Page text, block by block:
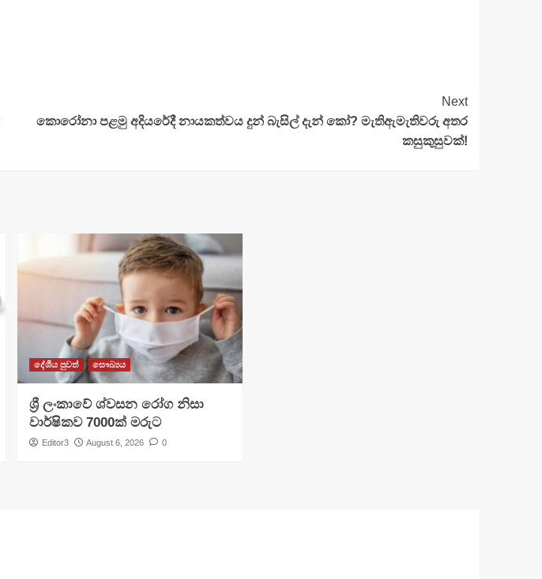
Next
කොරෝනා පළමු අදියරේදී නායකත්වය දුන් බැසිල් දැන් කෝ? මැතිඇමැතිවරු අතර
කසුකුසුවක්!
දේශීය පුවත් සෞඛ්‍යය
ශ්‍රී ලංකාවේ ශ්වසන රෝග නිසා
වාර්ෂිකව 7000ක් මරුට
Editor3 August 6, 2026 0